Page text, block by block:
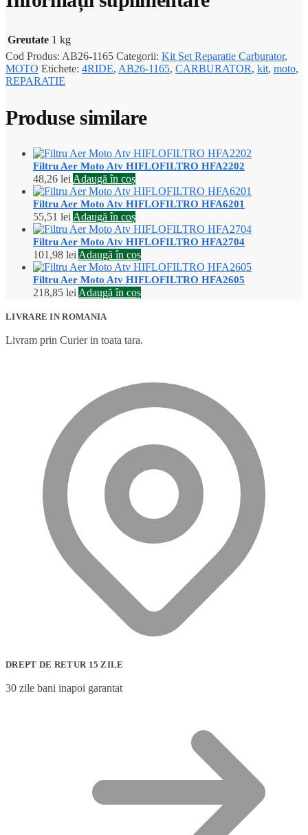
Greutate 1 kg
Cod Produs: AB26-1165 Categorii: Kit Set Reparatie Carburator,
MOTO Etichete: 4RIDE, AB26-1165, CARBURATOR, kit, moto,
REPARATIE
Produse similare
Filtru Aer Moto Atv HIFLOFILTRO HFA2202
48,26 lei Adaugă în coș
Filtru Aer Moto Atv HIFLOFILTRO HFA6201
55,51 lei Adaugă în coș
Filtru Aer Moto Atv HIFLOFILTRO HFA2704
101,98 lei Adaugă în coș
Filtru Aer Moto Atv HIFLOFILTRO HFA2605
218,85 lei Adaugă în coș
LIVRARE IN ROMANIA
Livram prin Curier in toata tara.
DREPT DE RETUR 15 ZILE
30 zile bani inapoi garantat